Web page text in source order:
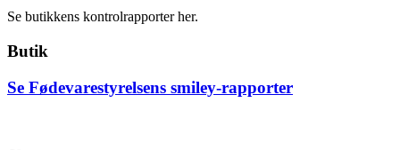
Se butikkens kontrolrapporter her.
Butik
Se Fødevarestyrelsens smiley-rapporter